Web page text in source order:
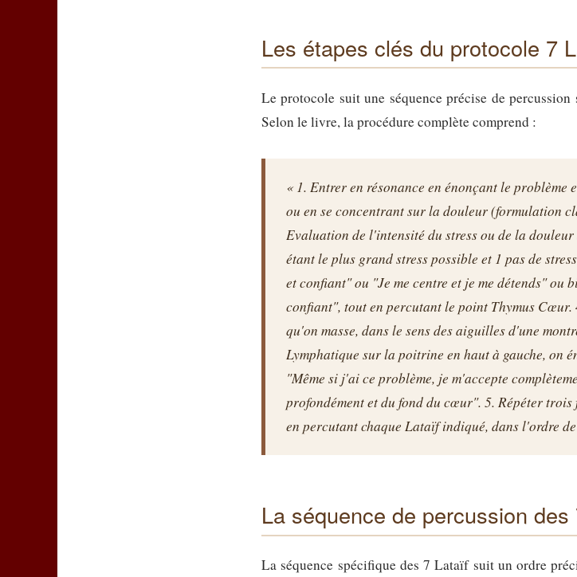
Les étapes clés du protocole 7
Le protocole suit une séquence précise de
Selon le livre, la procédure complète comprend :
« 1. Entrer en résonance en énonçant le problème
ou en se concentrant sur la douleur (formulation
Evaluation de l'intensité du stress ou de la
étant le plus grand stress possible et 1 pas de
et confiant" ou "Je me centre et je me détends" ou
confiant", tout en percutant le point Thymus Cœur.
qu'on masse, dans le sens des aiguilles d'une
Lymphatique sur la poitrine en haut à gauche, on
"Même si j'ai ce problème, je m'accepte
profondément et du fond du cœur". 5. Répéter
en percutant chaque Lataïf indiqué, dans l'ordre
La séquence de percussion des
La séquence spécifique des 7 Lataïf suit un ordre